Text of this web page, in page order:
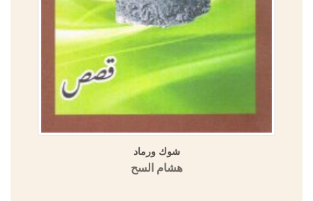
شوك ورماد
هشام السح